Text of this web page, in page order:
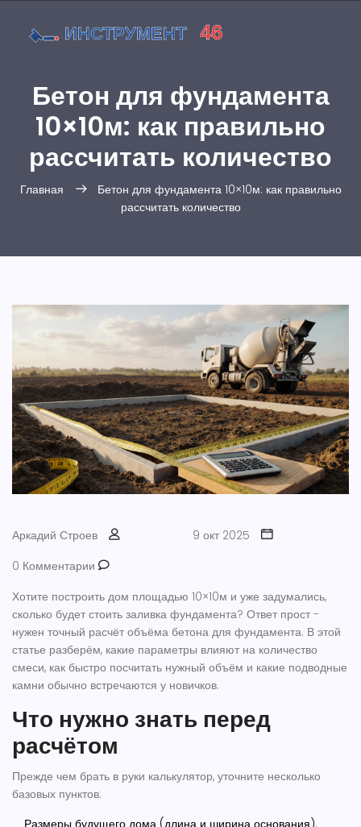
Бетон для фундамента
10×10м: как правильно
рассчитать количество
Главная
Бетон для фундамента 10×10м: как правильно
рассчитать количество
Аркадий Строев
9 окт 2025
0 Комментарии
Хотите построить дом площадью 10×10м и уже задумались,
сколько будет стоить заливка фундамента? Ответ прост -
нужен точный расчёт объёма бетона для фундамента. В этой
статье разберём, какие параметры влияют на количество
смеси, как быстро посчитать нужный объём и какие подводные
камни обычно встречаются у новичков.
Что нужно знать перед
расчётом
Прежде чем брать в руки калькулятор, уточните несколько
базовых пунктов: